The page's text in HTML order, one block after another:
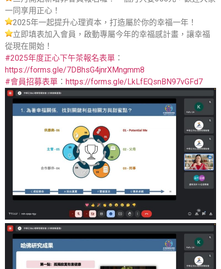
一同享用正心！
2025年一起提升心理資本，打造屬於你的幸福一年！
立即填表加入會員，啟動專屬今年的幸福感計畫，讓幸福
從現在開始！
#2025年度正心下午茶報名表單 ：
https://forms.gle/7DBhsG4jnrXMngmm8
#會員招募表單 ： https://forms.gle/LkLfEQsnBN97vGFd7